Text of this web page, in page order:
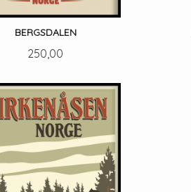
BERGSDALEN
Pris
250,00
LES MER